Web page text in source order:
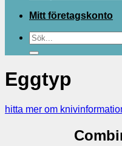
Mitt företagskonto
Sök
efter:
Eggtyp
hitta mer om